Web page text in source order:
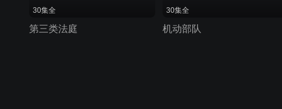
30集全
第三类法庭
30集全
机动部队